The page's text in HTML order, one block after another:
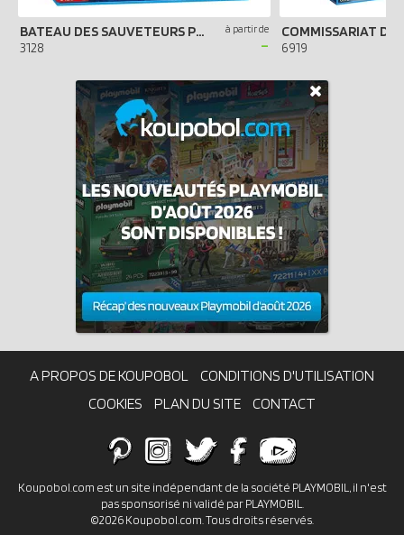
BATEAU DES SAUVETEURS POMPIERS
3128
à partir de
- 6919
A PROPOS DE KOUPOBOL
CONDITIONS D'UTILISATION
COOKIES
PLAN DU SITE CONTACT
Koupobol.com est un site indépendant de la société PLAYMOBIL, il n'est
pas sponsorisé ni validé par PLAYMOBIL.
©2026 Koupobol.com. Tous droits réservés.